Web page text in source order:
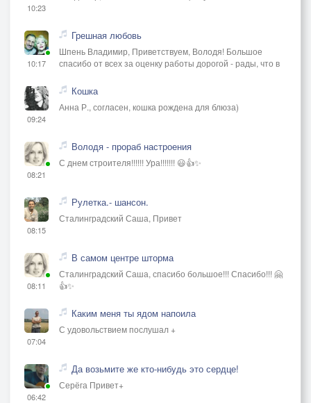
10:23
10:17
Грешная любовь
Шпень Владимир, Приветствуем, Володя! Большое
спасибо от всех за оценку работы дорогой - рады, что в
09:24
Кошка
Анна Р., согласен, кошка рождена для блюза)
08:21
Володя - прораб настроения
С днем строителя!!!!!! Ура!!!!!!! 😃👍✨
08:15
Рулетка.- шансон.
Сталинградский Саша, Привет
08:11
В самом центре шторма
Сталинградский Саша, спасибо большое!!! Спасибо!!! 🤗
👍✨
07:04
Каким меня ты ядом напоила
С удовольствием послушал +
06:42
Да возьмите же кто-нибудь это сердце!
Серёга Привет+